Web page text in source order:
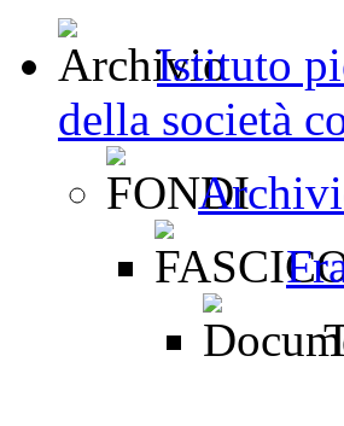
Istituto
della società